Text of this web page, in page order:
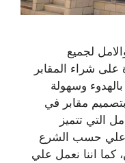
لجميع
على شراء المقابر
وسهولة
بتصميم مقابر في
التي تتميز
علي حسب الشرع
كما اننا نعمل علي